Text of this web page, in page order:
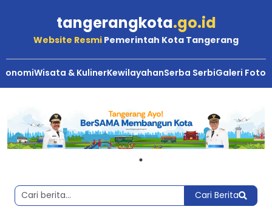
tangerangkota.go.id
Website Resmi Pemerintah Kota Tangerang
Wisata & KulinerKewilayahanSerba SerbiGaleri Foto
Cari Berita